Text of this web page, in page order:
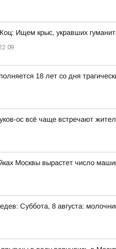
Ищем крыс, укравших
18 лет со дня
ос всё чаще встречают
Москвы вырастет число
Суббота, 8 августа: